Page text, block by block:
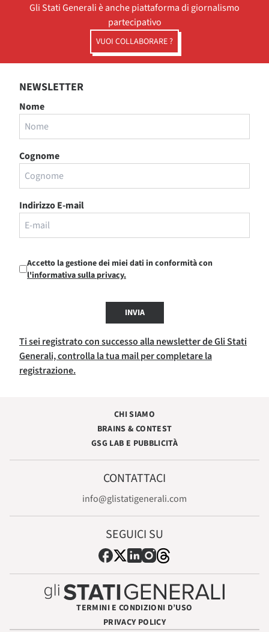
Gli Stati Generali è anche piattaforma di giornalismo
partecipativo
VUOI COLLABORARE ?
NEWSLETTER
Nome
Cognome
Indirizzo E-mail
Accetto la gestione dei miei dati in conformità con
l'informativa sulla privacy.
INVIA
Ti sei registrato con successo alla newsletter de Gli Stati
Generali, controlla la tua mail per completare la
registrazione.
CHI SIAMO
BRAINS & CONTEST
GSG LAB E PUBBLICITÀ
CONTATTACI
info@glistatigenerali.com
SEGUICI SU
TERMINI E CONDIZIONI D’USO
PRIVACY POLICY